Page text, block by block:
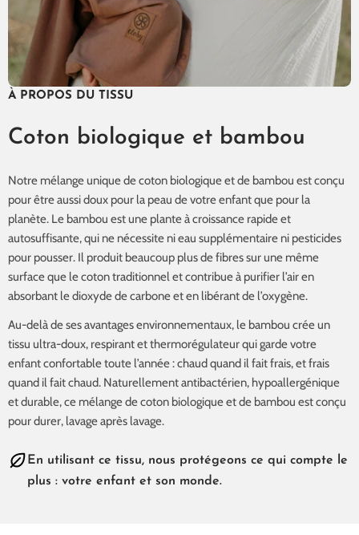
À PROPOS DU TISSU
Coton biologique et bambou
Notre mélange unique de coton biologique et de bambou est conçu
pour être aussi doux pour la peau de votre enfant que pour la
planète. Le bambou est une plante à croissance rapide et
autosuffisante, qui ne nécessite ni eau supplémentaire ni pesticides
pour pousser. Il produit beaucoup plus de fibres sur une même
surface que le coton traditionnel et contribue à purifier l’air en
absorbant le dioxyde de carbone et en libérant de l’oxygène.
Au-delà de ses avantages environnementaux, le bambou crée un
tissu ultra-doux, respirant et thermorégulateur qui garde votre
enfant confortable toute l’année : chaud quand il fait frais, et frais
quand il fait chaud. Naturellement antibactérien, hypoallergénique
et durable, ce mélange de coton biologique et de bambou est conçu
pour durer, lavage après lavage.
En utilisant ce tissu, nous protégeons ce qui compte le
plus : votre enfant et son monde.